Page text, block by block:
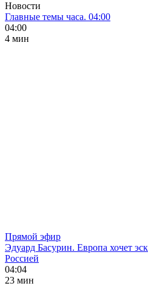
Новости
Главные темы часа. 04:00
04:00
4 мин
Прямой эфир
Эдуард Басурин. Европа хочет
Россией
04:04
23 мин